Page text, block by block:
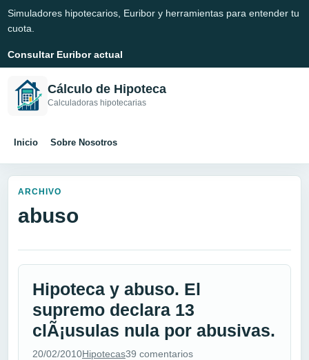
Simuladores hipotecarios, Euribor y herramientas para entender tu
cuota.
Consultar Euribor actual
Cálculo de Hipoteca
Calculadoras hipotecarias
Inicio Sobre Nosotros
ARCHIVO
abuso
Hipoteca y abuso. El
supremo declara 13
clÃ¡usulas nula por abusivas.
20/02/2010Hipotecas39 comentarios